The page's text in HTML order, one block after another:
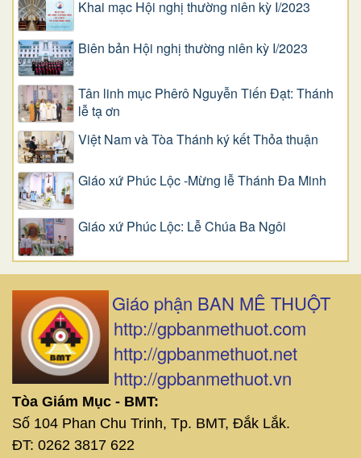
Khai mạc Hội nghị thường niên kỳ I/2023
Biên bản Hội nghị thường niên kỳ I/2023
Tân linh mục Phêrô Nguyễn Tiến Đạt: Thánh
lễ tạ ơn
Việt Nam và Tòa Thánh ký kết Thỏa thuận
Giáo xứ Phúc Lộc -Mừng lễ Thánh Đa Minh
Giáo xứ Phúc Lộc: Lễ Chúa Ba Ngôi
Giáo phận BAN MÊ THUỘT
http://gpbanmethuot.com
http://gpbanmethuot.net
http://gpbanmethuot.vn
Tòa Giám Mục - BMT:
Số 104 Phan Chu Trinh, Tp. BMT, Đắk Lắk.
ĐT: 0262 3817 622